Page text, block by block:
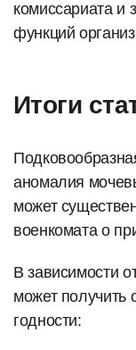
комиссариата и
функций
Итоги
аномалия
может
военкомата о
В зависимости
может получить
годности: